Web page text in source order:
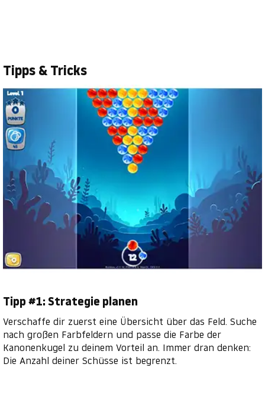
Tipps & Tricks
Tipp #1: Strategie planen
Verschaffe dir zuerst eine Übersicht über das Feld. Suche
nach großen Farbfeldern und passe die Farbe der
Kanonenkugel zu deinem Vorteil an. Immer dran denken:
Die Anzahl deiner Schüsse ist begrenzt.